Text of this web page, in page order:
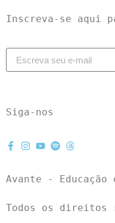
Inscreva-se aqui
Siga-nos
Avante -
Todos os direitos